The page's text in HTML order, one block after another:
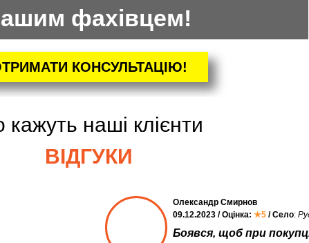
КОНСУЛЬТАЦІЮ!
фахівцем!
наші клієнти
ВІДГУКИ
Боявся, щоб при
Олександр Смирнов
09.12.2023 / Оцінка: ★5 / Село: